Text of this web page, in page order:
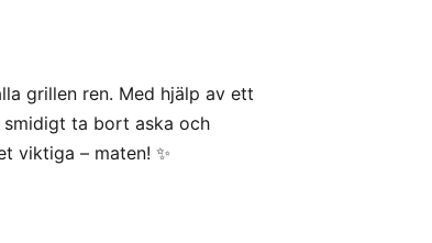
grillen ren. Med hjälp av ett
ta bort aska och
viktiga – maten! ✨